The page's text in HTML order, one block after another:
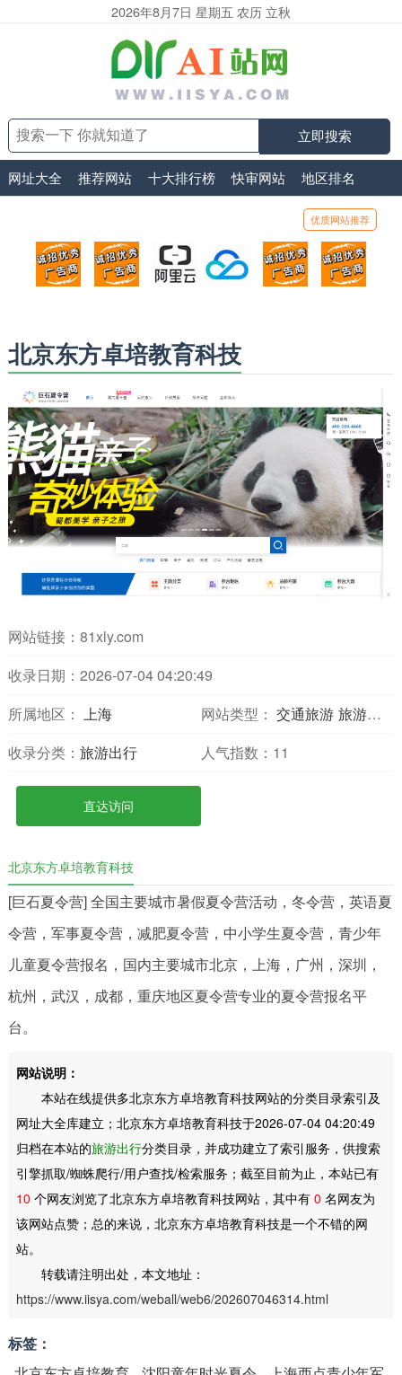
2026年8月7日 星期五 农历 立秋
立即搜索
网址大全 推荐网站 十大排行榜 快审网站 地区排名
优质网站推荐
顶部广告位1
广告位招商_广告位待售
顶部广告位2
广告位招商_广告位待售
阿里云
打折活动、99元/年
腾讯云
优惠打折，99元/年
顶部广告位5
广告位招商_
北京东方卓培教育科技
网站链接： 81xly.com
收录日期：2026-07-04 04:20:49
所属地区： 上海 网站类型： 交通旅游 旅游网站
收录分类： 旅游出行 人气指数： 11
直达访问
北京东方卓培教育科技
[巨石夏令营] 全国主要城市暑假夏令营活动，冬令营，英语夏
令营，军事夏令营，减肥夏令营，中小学生夏令营，青少年
儿童夏令营报名，国内主要城市北京，上海，广州，深圳，
杭州，武汉，成都，重庆地区夏令营专业的夏令营报名平
台。
网站说明：
本站在线提供多北京东方卓培教育科技网站的分类目录索引及
网址大全库建立；北京东方卓培教育科技于2026-07-04 04:20:49
归档在本站的旅游出行分类目录，并成功建立了索引服务，供搜索
引擎抓取/蜘蛛爬行/用户查找/检索服务；截至目前为止，本站已有
10 个网友浏览了北京东方卓培教育科技网站，其中有 0 名网友为
该网站点赞；总的来说，北京东方卓培教育科技是一个不错的网
站。
转载请注明出处，本文地址：
https://www.iisya.com/weball/web6/202607046314.html
标签：